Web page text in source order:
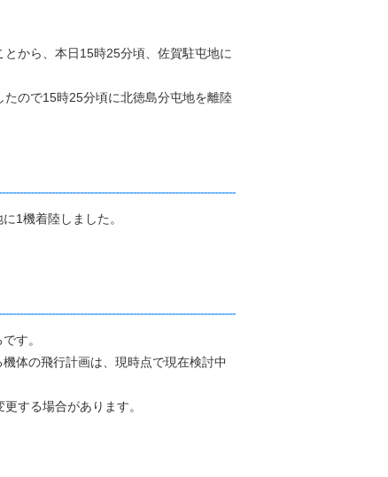
から、本日15時25分頃、佐賀駐屯地に
ので15時25分頃に北徳島分屯地を離陸
1機着陸しました。
す。
体の飛行計画は、現時点で現在検討中
する場合があります。